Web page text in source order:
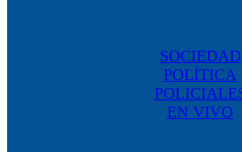
SOCIEDAD
POLÍTICA
EN VIVO